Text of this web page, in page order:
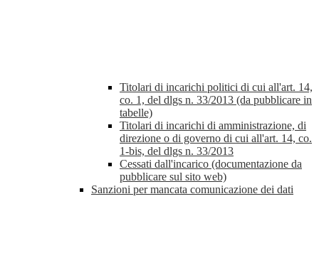
Titolari di incarichi politici di cui all'art. 14,
co. 1, del dlgs n. 33/2013 (da pubblicare in
tabelle)
Titolari di incarichi di amministrazione, di
direzione o di governo di cui all'art. 14, co.
1-bis, del dlgs n. 33/2013
Cessati dall'incarico (documentazione da
pubblicare sul sito web)
Sanzioni per mancata comunicazione dei dati